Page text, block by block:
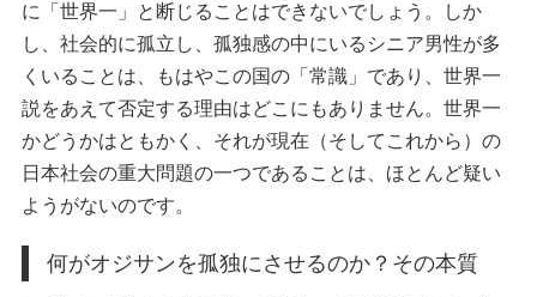
に「世界一」と断じることはできないでしょう。しか
し、社会的に孤立し、孤独感の中にいるシニア男性が多
くいることは、もはやこの国の「常識」であり、世界一
説をあえて否定する理由はどこにもありません。世界一
かどうかはともかく、それが現在（そしてこれから）の
日本社会の重大問題の一つであることは、ほとんど疑い
ようがないのです。
何がオジサンを孤独にさせるのか？その本質